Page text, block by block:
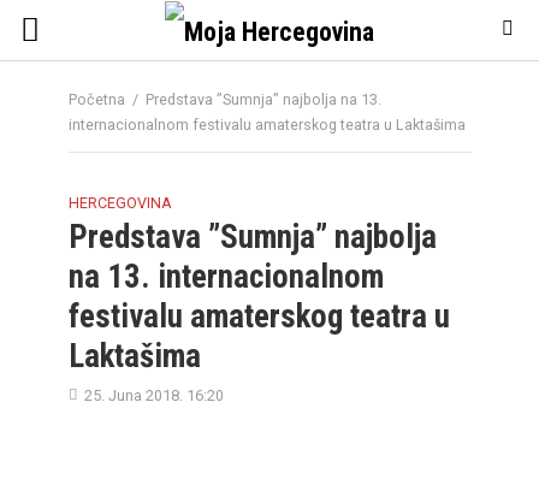
Početna / Predstava ”Sumnja” najbolja na 13.
internacionalnom festivalu amaterskog teatra u Laktašima
HERCEGOVINA
Predstava ”Sumnja” najbolja
na 13. internacionalnom
festivalu amaterskog teatra u
Laktašima
25. Juna 2018. 16:20